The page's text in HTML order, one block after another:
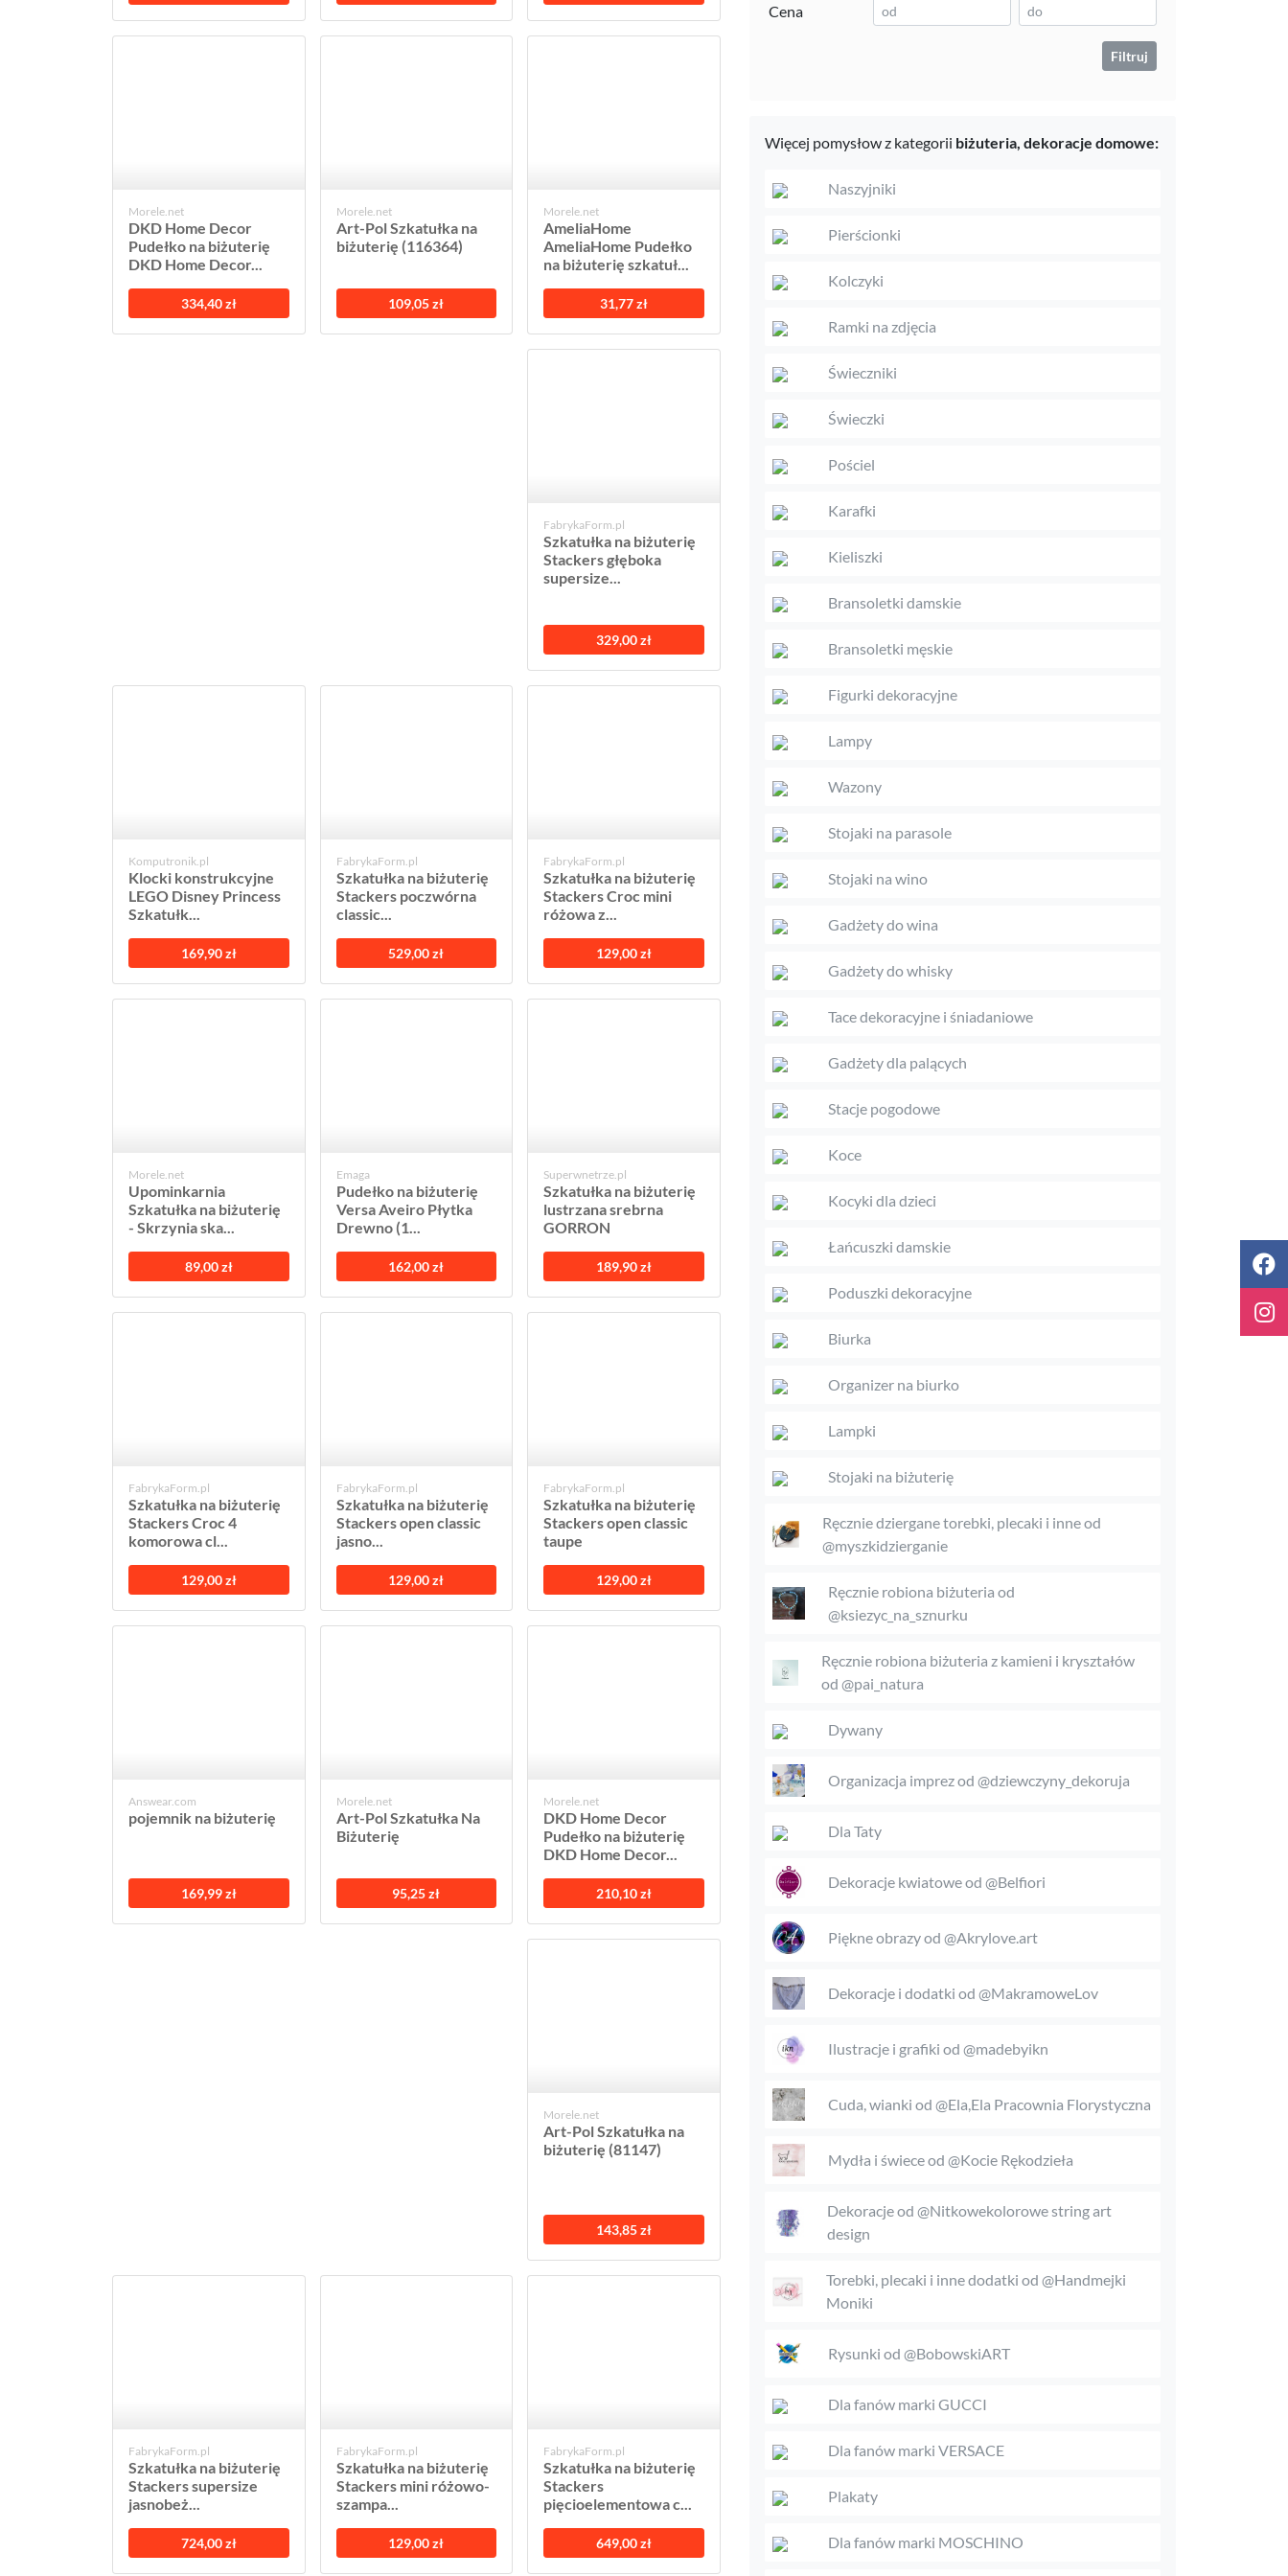
Morele.net
DKD Home Decor
Pudełko na biżuterię
DKD Home Decor...
334,40 zł
Morele.net
Art-Pol Szkatułka na
biżuterię (116364)
109,05 zł
Morele.net
AmeliaHome
AmeliaHome Pudełko
na biżuterię szkatuł...
31,77 zł
FabrykaForm.pl
Szkatułka na biżuterię
Stackers głęboka
supersize...
329,00 zł
Komputronik.pl
Klocki konstrukcyjne
LEGO Disney Princess
Szkatułk...
169,90 zł
FabrykaForm.pl
Szkatułka na biżuterię
Stackers poczwórna
classic...
529,00 zł
FabrykaForm.pl
Szkatułka na biżuterię
Stackers Croc mini
różowa z...
129,00 zł
Morele.net
Upominkarnia
Szkatułka na biżuterię
- Skrzynia ska...
89,00 zł
Emaga
Pudełko na biżuterię
Versa Aveiro Płytka
Drewno (1...
162,00 zł
Superwnetrze.pl
Szkatułka na biżuterię
lustrzana srebrna
GORRON
189,90 zł
FabrykaForm.pl
Szkatułka na biżuterię
Stackers Croc 4
komorowa cl...
129,00 zł
FabrykaForm.pl
Szkatułka na biżuterię
Stackers open classic
jasno...
129,00 zł
FabrykaForm.pl
Szkatułka na biżuterię
Stackers open classic
taupe
129,00 zł
Answear.com
pojemnik na biżuterię
169,99 zł
Morele.net
Art-Pol Szkatułka Na
Biżuterię
95,25 zł
Morele.net
DKD Home Decor
Pudełko na biżuterię
DKD Home Decor...
210,10 zł
Morele.net
Art-Pol Szkatułka na
biżuterię (81147)
143,85 zł
FabrykaForm.pl
Szkatułka na biżuterię
Stackers supersize
jasnobeż...
724,00 zł
FabrykaForm.pl
Szkatułka na biżuterię
Stackers mini różowo-
szampa...
129,00 zł
FabrykaForm.pl
Szkatułka na biżuterię
Stackers
pięcioelementowa c...
649,00 zł
Cena
Filtruj
Więcej pomysłow z kategorii biżuteria, dekoracje domowe:
Naszyjniki
Pierścionki
Kolczyki
Ramki na zdjęcia
Świeczniki
Świeczki
Pościel
Karafki
Kieliszki
Bransoletki damskie
Bransoletki męskie
Figurki dekoracyjne
Lampy
Wazony
Stojaki na parasole
Stojaki na wino
Gadżety do wina
Gadżety do whisky
Tace dekoracyjne i śniadaniowe
Gadżety dla palących
Stacje pogodowe
Koce
Kocyki dla dzieci
Łańcuszki damskie
Poduszki dekoracyjne
Biurka
Organizer na biurko
Lampki
Stojaki na biżuterię
Ręcznie dziergane torebki, plecaki i inne od
@myszkidzierganie
Ręcznie robiona biżuteria od
@ksiezyc_na_sznurku
Ręcznie robiona biżuteria z kamieni i kryształów
od @pai_natura
Dywany
Organizacja imprez od @dziewczyny_dekoruja
Dla Taty
Dekoracje kwiatowe od @Belfiori
Piękne obrazy od @Akrylove.art
Dekoracje i dodatki od @MakramoweLov
Ilustracje i grafiki od @madebyikn
Cuda, wianki od @Ela,Ela Pracownia Florystyczna
Mydła i świece od @Kocie Rękodzieła
Dekoracje od @Nitkowekolorowe string art
design
Torebki, plecaki i inne dodatki od @Handmejki
Moniki
Rysunki od @BobowskiART
Dla fanów marki GUCCI
Dla fanów marki VERSACE
Plakaty
Dla fanów marki MOSCHINO